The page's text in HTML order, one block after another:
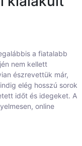
a fiatalabb
nem kellett
észrevettük már,
elég hosszú sorok
időt és idegeket. A
online